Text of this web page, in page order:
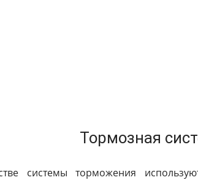
Тормозная
системы торможения